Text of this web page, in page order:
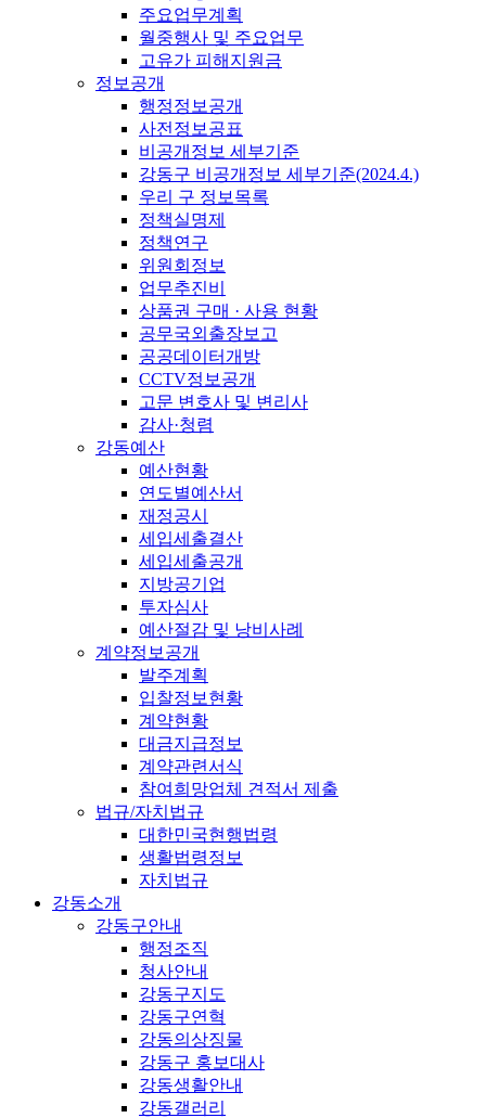
주요업무계획
월중행사 및 주요업무
고유가 피해지원금
정보공개
행정정보공개
사전정보공표
비공개정보 세부기준
강동구 비공개정보 세부기준(2024.4.)
우리 구 정보목록
정책실명제
정책연구
위원회정보
업무추진비
상품권 구매 · 사용 현황
공무국외출장보고
공공데이터개방
CCTV정보공개
고문 변호사 및 변리사
감사·청렴
강동예산
예산현황
연도별예산서
재정공시
세입세출결산
세입세출공개
지방공기업
투자심사
예산절감 및 낭비사례
계약정보공개
발주계획
입찰정보현황
계약현황
대금지급정보
계약관련서식
참여희망업체 견적서 제출
법규/자치법규
대한민국현행법령
생활법령정보
자치법규
강동소개
강동구안내
행정조직
청사안내
강동구지도
강동구연혁
강동의상징물
강동구 홍보대사
강동생활안내
강동갤러리